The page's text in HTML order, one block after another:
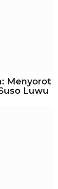
Menyorot
Luwu